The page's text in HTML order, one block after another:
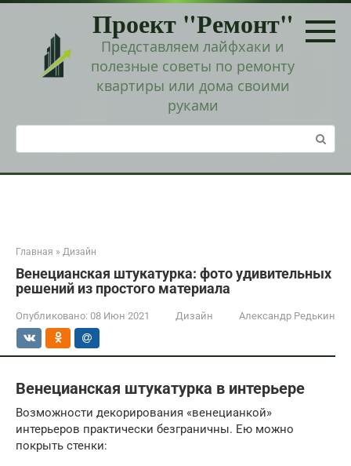
Перейти
Проект "Ремонт"
Представляем лайфхаки и
полезные советы по ремонту
квартиры или дома своими
руками
Поиск:
Главная » Дизайн
Венецианская штукатурка: фото удивительных
решений из простого материала
Опубликовано: 08 Июн 2021 Дизайн Александр Редькин
Венецианская штукатурка в интерьере
Возможности декорирования «венецианкой»
интерьеров практически безграничны. Ею можно
покрыть стенки: